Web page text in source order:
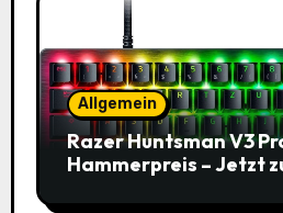
Allgemein
Razer Huntsman V3
Hammerpreis – Jetzt